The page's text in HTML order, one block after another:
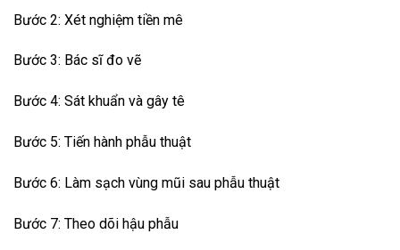
Bước 2: Xét nghiệm tiền mê
Bước 3: Bác sĩ đo vẽ
Bước 4: Sát khuẩn và gây tê
Bước 5: Tiến hành phẫu thuật
Bước 6: Làm sạch vùng mũi sau phẫu thuật
Bước 7: Theo dõi hậu phẫu